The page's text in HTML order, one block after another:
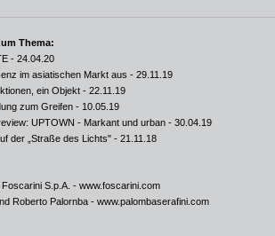
Thema:
- 24.04.20
im asiatischen Markt aus - 29.11.19
ein Objekt - 22.11.19
zum Greifen - 10.05.19
UPTOWN - Markant und urban - 30.04.19
der „Straße des Lichts" - 21.11.18
S.p.A. - www.foscarini.com
Roberto Palornba - www.palombaserafini.com